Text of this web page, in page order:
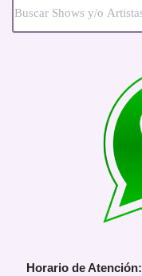
Horario de Atención: